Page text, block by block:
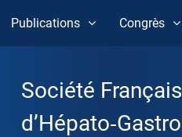
Publications Congrès
Société